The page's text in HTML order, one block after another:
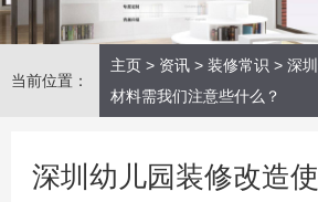
当前位置：
主页 > 资讯 > 装修常识 > 深
材料需我们注意些什么？
深圳幼儿园装修改造